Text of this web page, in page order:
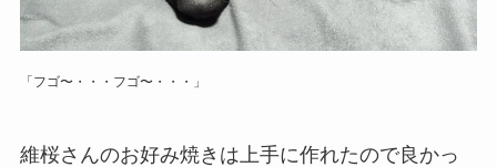
「フゴ〜・・・フゴ〜・・・」
維桜さんのお好み焼きは上手に作れたので良かっ